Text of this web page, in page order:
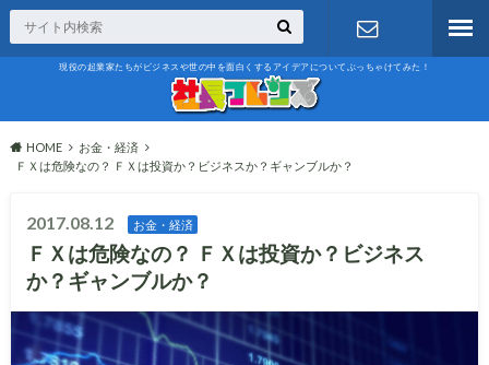
現役の起業家たちがビジネスや世の中を面白くするアイデアについてぶっちゃけてみた！
HOME
お金・経済
ＦＸは危険なの？ ＦＸは投資か？ビジネスか？ギャンブルか？
2017.08.12 お金・経済
ＦＸは危険なの？ ＦＸは投資か？ビジネス
か？ギャンブルか？